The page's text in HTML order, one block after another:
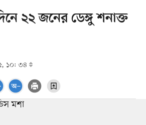
২২ জনের ডেঙ্গু শনাক্ত
১০: ৩৪